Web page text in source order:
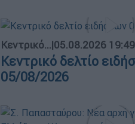
Κεντρικό...|05.08.2026 19:49
Κεντρικό δελτίο
05/08/2026